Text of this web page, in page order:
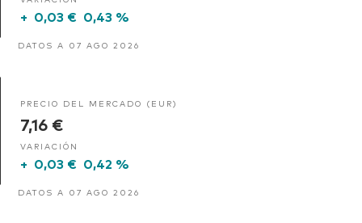
+ 0,03 € 0,43 %
DATOS A 07 AGO 2026
PRECIO DEL MERCADO (EUR)
7,16 €
VARIACIÓN
+ 0,03 € 0,42 %
DATOS A 07 AGO 2026